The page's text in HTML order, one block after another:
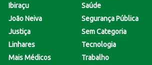
Ibiraçu
João Neiva
Justiça
Linhares
Mais Médicos
Saúde
Segurança Pública
Sem Categoria
Tecnologia
Trabalho